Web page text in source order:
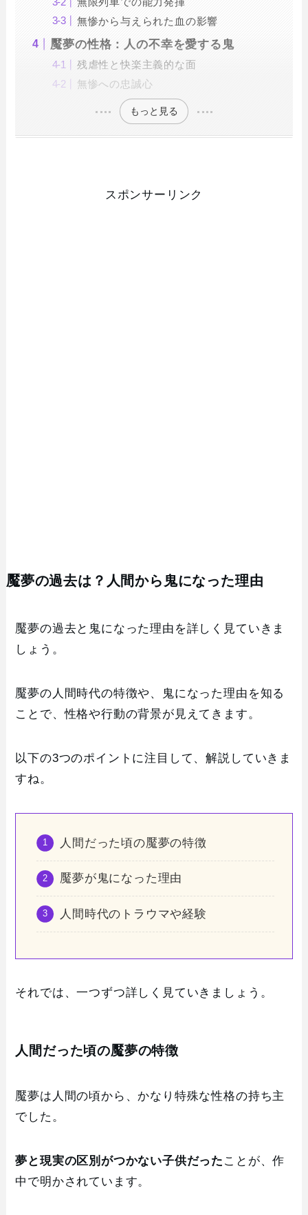
無惨から与えられた血の影響
魘夢の性格：人の不幸を愛する鬼
残虐性と快楽主義的な面
無惨への忠誠心
もっと見る
スポンサーリンク
魘夢の過去は？人間から鬼になった理由
魘夢の過去と鬼になった理由を詳しく見ていきま
しょう。
魘夢の人間時代の特徴や、鬼になった理由を知る
ことで、性格や行動の背景が見えてきます。
以下の3つのポイントに注目して、解説していきま
すね。
人間だった頃の魘夢の特徴
魘夢が鬼になった理由
人間時代のトラウマや経験
それでは、一つずつ詳しく見ていきましょう。
人間だった頃の魘夢の特徴
魘夢は人間の頃から、かなり特殊な性格の持ち主
でした。
夢と現実の区別がつかない子供だった ことが、作
中で明かされています。